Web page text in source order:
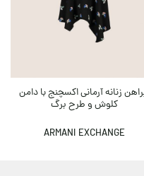
زنانه آرمانی اکسچنج با دامن
کلوش و طرح برگ
ARMANI EXCHANGE